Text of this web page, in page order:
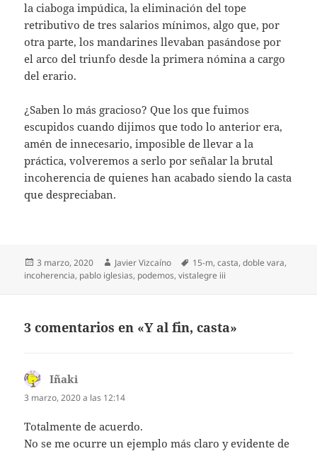
la ciaboga impúdica, la eliminación del tope
retributivo de tres salarios mínimos, algo que, por
otra parte, los mandarines llevaban pasándose por
el arco del triunfo desde la primera nómina a cargo
del erario.
¿Saben lo más gracioso? Que los que fuimos
escupidos cuando dijimos que todo lo anterior era,
amén de innecesario, imposible de llevar a la
práctica, volveremos a serlo por señalar la brutal
incoherencia de quienes han acabado siendo la casta
que despreciaban.
Publicado
el
3 marzo, 2020 Autor
Javier Vizcaíno Etiquetas
15-m,casta,doble vara,
incoherencia, pablo iglesias, podemos,vistalegre iii
3 comentarios en «Y al fin, casta»
Iñaki
3 marzo, 2020 a las 12:14
Totalmente de acuerdo.
No se me ocurre un ejemplo más claro y evidente de